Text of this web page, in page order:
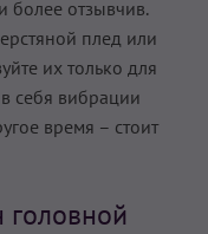
более отзывчив.
плед или
их только для
себя вибрации
время – стоит